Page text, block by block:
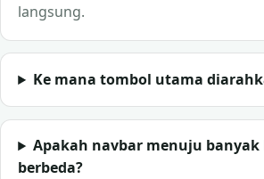
langsung.
Ke mana tombol utama
Apakah navbar menuju
berbeda?